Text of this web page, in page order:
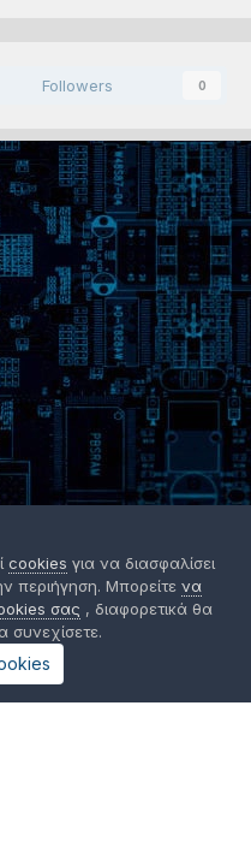
Followers 0
cookies για να διασφαλίσει
περιήγηση. Μπορείτε να
σας , διαφορετικά θα
συνεχίσετε.